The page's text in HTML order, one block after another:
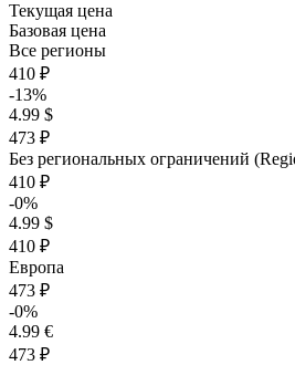
Текущая цена
Базовая цена
Все регионы
410 ₽
-13%
4.99 $
473 ₽
Без региональных ограничений
410 ₽
-0%
4.99 $
410 ₽
Европа
473 ₽
-0%
4.99 €
473 ₽